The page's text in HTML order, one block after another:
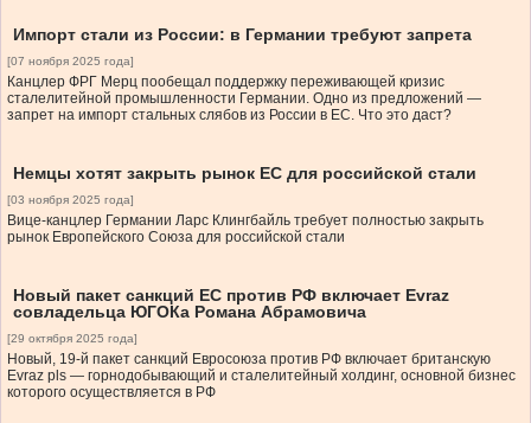
Импорт стали из России: в Германии требуют запрета
[07 ноября 2025 года]
Канцлер ФРГ Мерц пообещал поддержку переживающей кризис
сталелитейной промышленности Германии. Одно из предложений —
запрет на импорт стальных слябов из России в ЕС. Что это даст?
Немцы хотят закрыть рынок ЕС для российской стали
[03 ноября 2025 года]
Вице-канцлер Германии Ларс Клингбайль требует полностью закрыть
рынок Европейского Союза для российской стали
Новый пакет санкций ЕС против РФ включает Evraz
совладельца ЮГОКа Романа Абрамовича
[29 октября 2025 года]
Новый, 19-й пакет санкций Евросоюза против РФ включает британскую
Evraz pls — горнодобывающий и сталелитейный холдинг, основной бизнес
которого осуществляется в РФ